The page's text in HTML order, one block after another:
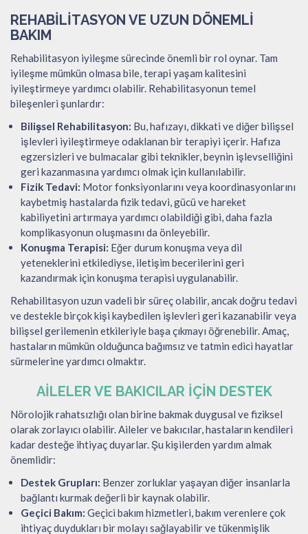
REHABILITASYON VE UZUN DÖNEMLI
BAKIM
Rehabilitasyon iyileşme sürecinde önemli bir rol oynar. Tam
iyileşme mümkün olmasa bile, terapi yaşam kalitesini
iyileştirmeye yardımcı olabilir. Rehabilitasyonun temel
bileşenleri şunlardır:
Bilişsel Rehabilitasyon: Bu, hafızayı, dikkati ve diğer bilişsel
işlevleri iyileştirmeye odaklanan bir terapiyi içerir. Hafıza
egzersizleri ve bulmacalar gibi teknikler, beynin işlevselliğini
geri kazanmasına yardımcı olmak için kullanılabilir.
Fizik Tedavi: Motor fonksiyonlarını veya koordinasyonlarını
kaybetmiş hastalarda fizik tedavi, gücü ve hareket
kabiliyetini artırmaya yardımcı olabildiği gibi, daha fazla
komplikasyonun oluşmasını da önleyebilir.
Konuşma Terapisi: Eğer durum konuşma veya dil
yeteneklerini etkilediyse, iletişim becerilerini geri
kazandırmak için konuşma terapisi uygulanabilir.
Rehabilitasyon uzun vadeli bir süreç olabilir, ancak doğru tedavi
ve destekle birçok kişi kaybedilen işlevleri geri kazanabilir veya
bilişsel gerilemenin etkileriyle başa çıkmayı öğrenebilir. Amaç,
hastaların mümkün olduğunca bağımsız ve tatmin edici hayatlar
sürmelerine yardımcı olmaktır.
AILELER VE BAKICILAR İÇIN DESTEK
Nörolojik rahatsızlığı olan birine bakmak duygusal ve fiziksel
olarak zorlayıcı olabilir. Aileler ve bakıcılar, hastaların kendileri
kadar desteğe ihtiyaç duyarlar. Şu kişilerden yardım almak
önemlidir:
Destek Grupları: Benzer zorluklar yaşayan diğer insanlarla
bağlantı kurmak değerli bir kaynak olabilir.
Geçici Bakım: Geçici bakım hizmetleri, bakım verenlere çok
ihtiyaç duydukları bir molayı sağlayabilir ve tükenmişlik